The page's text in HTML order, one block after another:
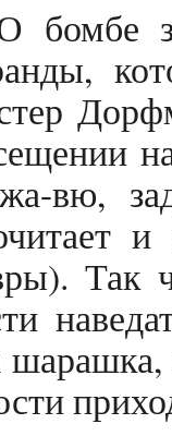
бомбе
вю,
Так